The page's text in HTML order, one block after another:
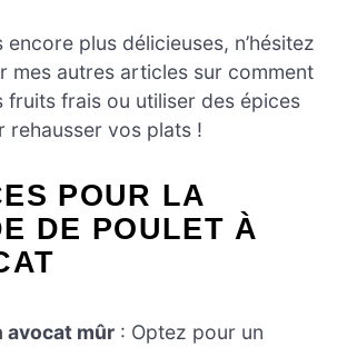
encore plus délicieuses, n’hésitez
mes autres articles sur comment
fruits frais ou utiliser des épices
rehausser vos plats !
POUR LA
DE POULET À
avocat mûr : Optez pour un